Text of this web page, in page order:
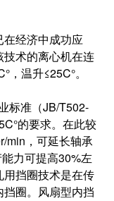
经济中成功应
术的离心机在连
温升≤25C°。
标准（JB/T502-
的要求。在此较
min，可延长轴承
力可提高30%左
挡圈技术是在传
圈。风扇型内挡